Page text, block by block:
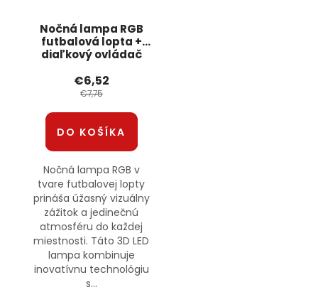
Nočná lampa RGB
futbalová lopta +
diaľkový ovládač
€6,52
€7,75
DO KOŠÍKA
Nočná lampa RGB v
tvare futbalovej lopty
prináša úžasný vizuálny
zážitok a jedinečnú
atmosféru do každej
miestnosti. Táto 3D LED
lampa kombinuje
inovatívnu technológiu
s...